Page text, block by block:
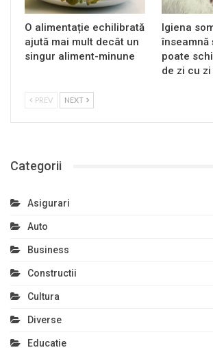
O alimentație echilibrată
ajută mai mult decât un
singur aliment-minune
Igiena
înseamnă
poate
de zi cu zi
PREV NEXT
Categorii
Asigurari
Auto
Business
Constructii
Cultura
Diverse
Educatie